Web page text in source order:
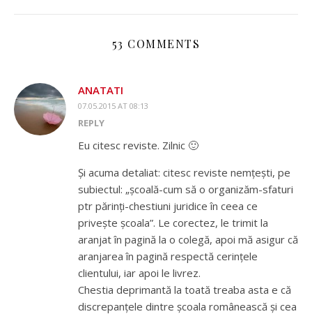
53 COMMENTS
ANATATI
07.05.2015 AT 08:13
REPLY
Eu citesc reviste. Zilnic 🙂
Și acuma detaliat: citesc reviste nemțești, pe
subiectul: „școală-cum să o organizăm-sfaturi
ptr părinți-chestiuni juridice în ceea ce
privește școala”. Le corectez, le trimit la
aranjat în pagină la o colegă, apoi mă asigur că
aranjarea în pagină respectă cerințele
clientului, iar apoi le livrez.
Chestia deprimantă la toată treaba asta e că
discrepanțele dintre școala românească și cea